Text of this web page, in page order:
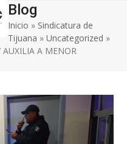
Blog
Inicio » Sindicatura de
Tijuana »Uncategorized »
A MENOR